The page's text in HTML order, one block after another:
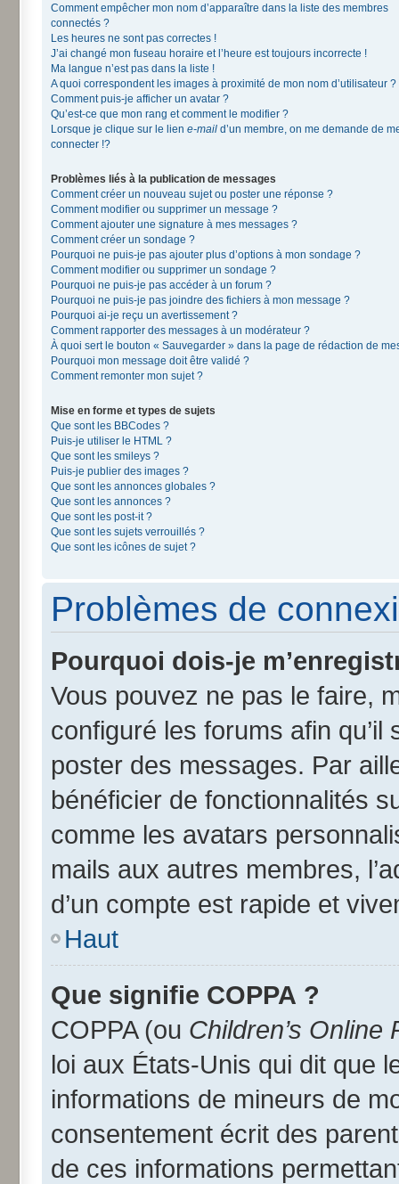
Comment empêcher mon nom d’apparaître dans la liste des membres
connectés ?
Les heures ne sont pas correctes !
J’ai changé mon fuseau horaire et l’heure est toujours incorrecte !
Ma langue n’est pas dans la liste !
A quoi correspondent les images à proximité de mon nom d’utilisateur ?
Comment puis-je afficher un avatar ?
Qu’est-ce que mon rang et comment le modifier ?
Lorsque je clique sur le lien e-mail d’un membre, on me demande de
connecter !?
Problèmes liés à la publication de messages
Comment créer un nouveau sujet ou poster une réponse ?
Comment modifier ou supprimer un message ?
Comment ajouter une signature à mes messages ?
Comment créer un sondage ?
Pourquoi ne puis-je pas ajouter plus d’options à mon sondage ?
Comment modifier ou supprimer un sondage ?
Pourquoi ne puis-je pas accéder à un forum ?
Pourquoi ne puis-je pas joindre des fichiers à mon message ?
Pourquoi ai-je reçu un avertissement ?
Comment rapporter des messages à un modérateur ?
À quoi sert le bouton « Sauvegarder » dans la page de rédaction de
Pourquoi mon message doit être validé ?
Comment remonter mon sujet ?
Mise en forme et types de sujets
Que sont les BBCodes ?
Puis-je utiliser le HTML ?
Que sont les smileys ?
Puis-je publier des images ?
Que sont les annonces globales ?
Que sont les annonces ?
Que sont les post-it ?
Que sont les sujets verrouillés ?
Que sont les icônes de sujet ?
Problèmes de
Pourquoi dois-je
Vous pouvez ne pas le faire,
configuré les forums afin
poster des messages. Par
bénéficier de fonctionnalités
comme les avatars
mails aux autres membres,
d’un compte est rapide et
Haut
Que signifie COPPA ?
COPPA (ou Children’s
loi aux États-Unis qui dit que
informations de mineurs de
consentement écrit des
de ces informations